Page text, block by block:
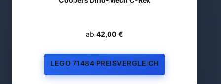
ab 42,00 €
LEGO 71484 PREISVERGLEICH